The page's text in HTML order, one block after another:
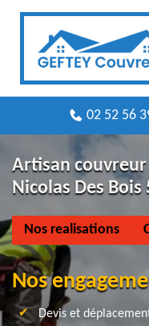
02 52 56
Artisan
Nicolas Des Bois
Nos realisations
Nos
Devis et